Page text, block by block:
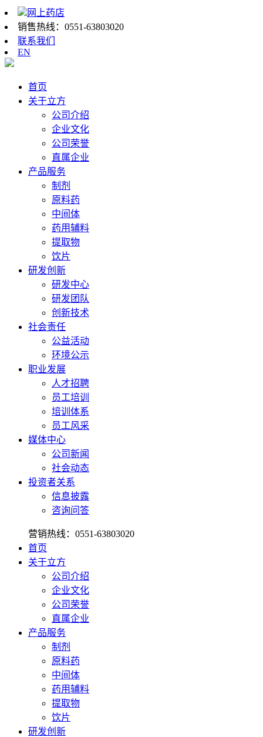
网上药店
销售热线： 0551-63803020
联系我们
EN
首页
关于立方
公司介绍
企业文化
公司荣誉
直属企业
产品服务
制剂
原料药
中间体
药用辅料
提取物
饮片
研发创新
研发中心
研发团队
创新技术
社会责任
公益活动
环境公示
职业发展
人才招聘
员工培训
培训体系
员工风采
媒体中心
公司新闻
社会动态
投资者关系
信息披露
咨询问答
营销热线： 0551-63803020
首页
关于立方
公司介绍
企业文化
公司荣誉
直属企业
产品服务
制剂
原料药
中间体
药用辅料
提取物
饮片
研发创新